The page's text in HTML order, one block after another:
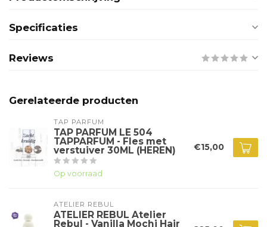
Specificaties
Reviews
Gerelateerde producten
TAP PARFUM
TAP PARFUM LE 504
TAPPARFUM - Fles met
verstuiver 30ML (HEREN)
Op voorraad
€15,00
ATELIER REBUL
ATELIER REBUL Atelier
Rebul - Vanilla Mochi Hair